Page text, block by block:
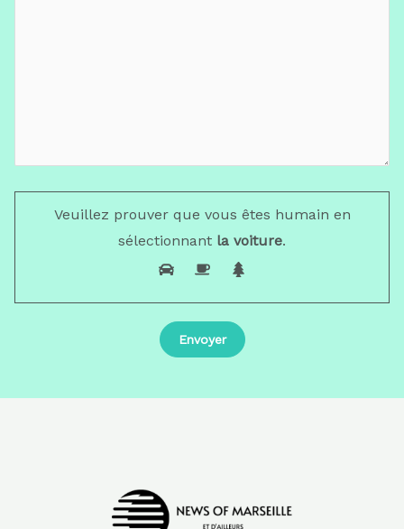
Veuillez prouver que vous êtes humain en
sélectionnant la voiture.